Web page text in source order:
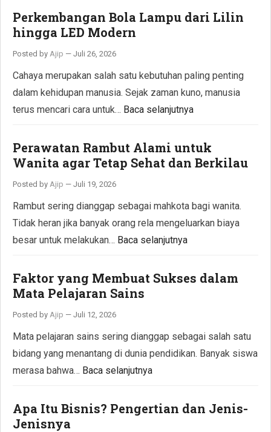
Perkembangan Bola Lampu dari Lilin
hingga LED Modern
Posted by Ajip — Juli 26, 2026
Cahaya merupakan salah satu kebutuhan paling penting
dalam kehidupan manusia. Sejak zaman kuno, manusia
terus mencari cara untuk… Baca selanjutnya
Perawatan Rambut Alami untuk
Wanita agar Tetap Sehat dan Berkilau
Posted by Ajip — Juli 19, 2026
Rambut sering dianggap sebagai mahkota bagi wanita.
Tidak heran jika banyak orang rela mengeluarkan biaya
besar untuk melakukan… Baca selanjutnya
Faktor yang Membuat Sukses dalam
Mata Pelajaran Sains
Posted by Ajip — Juli 12, 2026
Mata pelajaran sains sering dianggap sebagai salah satu
bidang yang menantang di dunia pendidikan. Banyak siswa
merasa bahwa… Baca selanjutnya
Apa Itu Bisnis? Pengertian dan Jenis-
Jenisnya